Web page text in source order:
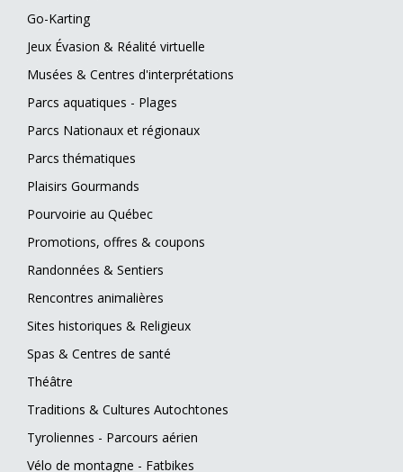
Go-Karting
Jeux Évasion & Réalité virtuelle
Musées & Centres d'interprétations
Parcs aquatiques - Plages
Parcs Nationaux et régionaux
Parcs thématiques
Plaisirs Gourmands
Pourvoirie au Québec
Promotions, offres & coupons
Randonnées & Sentiers
Rencontres animalières
Sites historiques & Religieux
Spas & Centres de santé
Théâtre
Traditions & Cultures Autochtones
Tyroliennes - Parcours aérien
Vélo de montagne - Fatbikes